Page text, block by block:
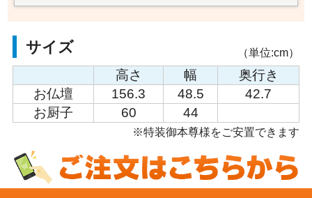
サイズ （単位:cm）
高さ 幅
奥行き
お仏壇
156.3 48.5
42.7
お厨子
60 44
※特装御本尊様をご安置できます